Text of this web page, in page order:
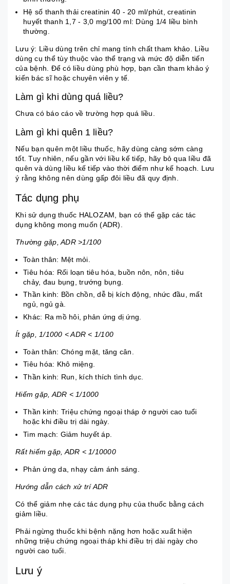
Hệ số thanh thải creatinin 40 - 20 ml/phút, creatinin
huyết thanh 1,7 - 3,0 mg/100 ml: Dùng 1/4 liều bình
thường.
Lưu ý: Liều dùng trên chỉ mang tính chất tham khảo. Liều
dùng cụ thể tùy thuộc vào thể trạng và mức độ diễn tiến
của bệnh. Để có liều dùng phù hợp, bạn cần tham khảo ý
kiến bác sĩ hoặc chuyên viên y tế.
Làm gì khi dùng quá liều?
Chưa có báo cáo về trường hợp quá liều.
Làm gì khi quên 1 liều?
Nếu bạn quên một liều thuốc, hãy dùng càng sớm càng
tốt. Tuy nhiên, nếu gần với liều kế tiếp, hãy bỏ qua liều đã
quên và dùng liều kế tiếp vào thời điểm như kế hoạch. Lưu
ý rằng không nên dùng gấp đôi liều đã quy định.
Tác dụng phụ
Khi sử dụng thuốc HALOZAM, bạn có thể gặp các tác
dụng không mong muốn (ADR).
Thường gặp, ADR >1/100
Toàn thân: Mệt mỏi.
Tiêu hóa: Rối loạn tiêu hóa , buồn nôn, nôn, tiêu
chảy, đau bụng , trướng bụng.
Thần kinh: Bồn chồn, dễ bị kích động, nhức đầu , mất
ngủ, ngủ gà.
Khác: Ra mồ hôi, phản ứng dị ứng.
Ít gặp, 1/1000 < ADR < 1/100
Toàn thân: Chóng mặt, tăng cân.
Tiêu hóa: Khô miệng.
Thần kinh: Run, kích thích tình dục.
Hiếm gặp, ADR < 1/1000
Thần kinh: Triệu chứng ngoại tháp ở người cao tuổi
hoặc khi điều trị dài ngày.
Tim mạch: Giảm huyết áp.
Rất hiếm gặp, ADR < 1/10000
Phản ứng da, nhạy cảm ánh sáng.
Hướng dẫn cách xử trí ADR
Có thể giảm nhẹ các tác dụng phụ của thuốc bằng cách
giảm liều.
Phải ngừng thuốc khi bệnh nặng hơn hoặc xuất hiện
những triệu chứng ngoại tháp khi điều trị dài ngày cho
người cao tuổi.
Lưu ý